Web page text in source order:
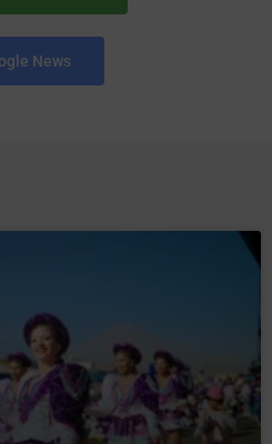
News